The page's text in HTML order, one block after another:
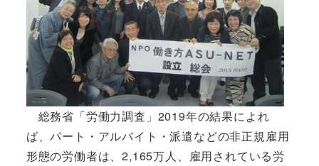
総務省「労働力調査」2019年の結果によれ
ば、パート・アルバイト・派遣などの非正規雇用
形態の労働者は、2,165万人、雇用されている労